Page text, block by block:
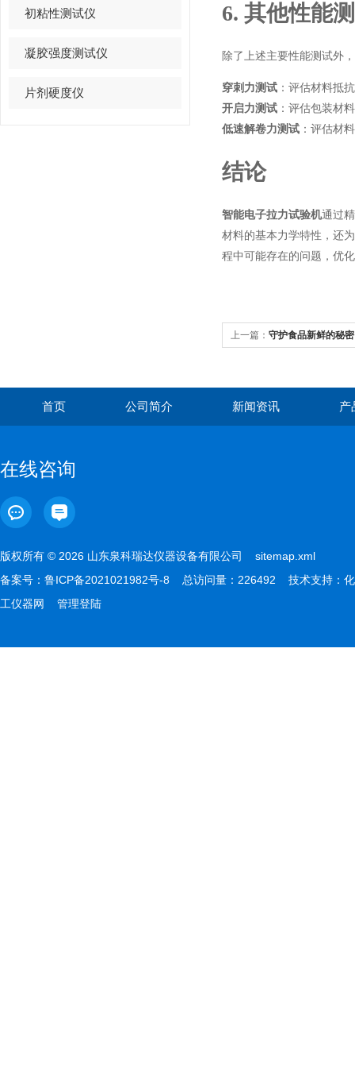
初粘性测试仪
凝胶强度测试仪
片剂硬度仪
6. 其他性能
除了上述主要性能测试外
穿刺力测试 ：评估材料抵
开启力测试 ：评估包装材
低速解卷力测试 ：评估材
结论
智能电子拉力试验机通过
材料的基本力学特性，还
程中可能存在的问题，优
上一篇： 守护食品新鲜的秘
首页 公司简介 新闻资讯 产
在线咨询
版权所有 © 2026 山东泉科瑞达仪器设备有限公司 sitemap.xml
备案号： 鲁ICP备2021021982号-8 总访问量：226492 技术支持： 化
工仪器网
管理登陆